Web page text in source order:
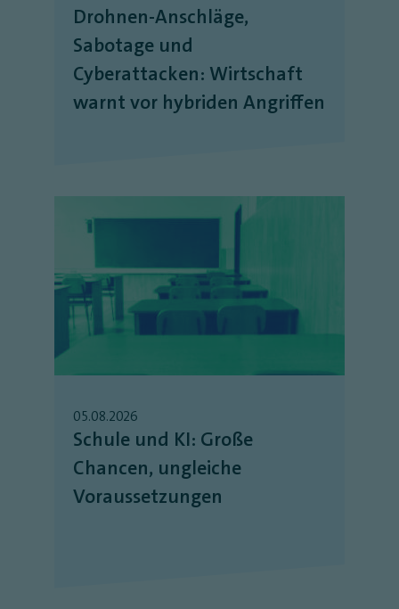
Drohnen-Anschläge,
Sabotage und
Cyberattacken: Wirtschaft
warnt vor hybriden Angriffen
05.08.2026
Schule und KI: Große
Chancen, ungleiche
Voraussetzungen